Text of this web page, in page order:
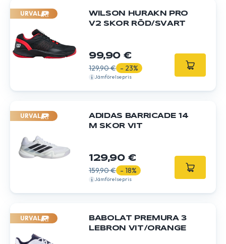
URVAL
WILSON HURAKN PRO
V2 SKOR RÖD/SVART
99,90 €
129,90 € - 23%
Jämförelsepris
URVAL
ADIDAS BARRICADE 14
M SKOR VIT
129,90 €
159,90 € - 18%
Jämförelsepris
URVAL
BABOLAT PREMURA 3
LEBRON VIT/ORANGE